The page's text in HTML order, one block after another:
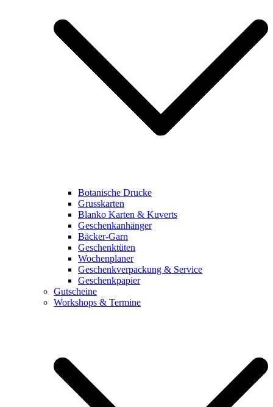
Botanische Drucke
Grusskarten
Blanko Karten & Kuverts
Geschenkanhänger
Bäcker-Garn
Geschenktüten
Wochenplaner
Geschenkverpackung & Service
Geschenkpapier
Gutscheine
Workshops & Termine